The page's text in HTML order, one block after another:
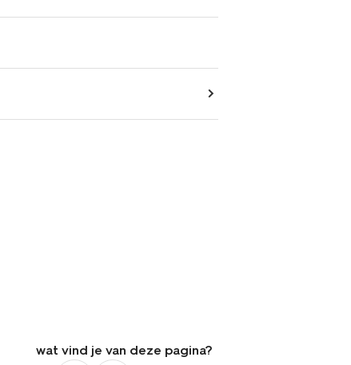
wat vind je van deze pagina?